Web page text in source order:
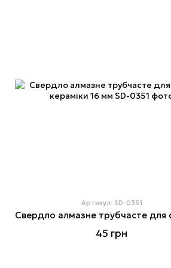
Артикул: SD-0351
45 грн